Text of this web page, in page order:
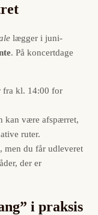
lægger i juni-
. På koncertdage
fra kl. 14:00 for
kan være afspærret,
ruter.
men du får udleveret
der er
i praksis